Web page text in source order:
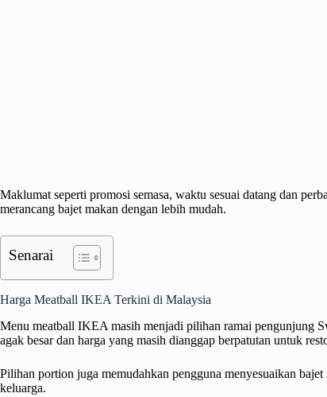
Maklumat seperti promosi semasa, waktu sesuai datang dan
merancang bajet makan dengan lebih mudah.
Senarai
Harga Meatball IKEA Terkini di Malaysia
Menu meatball IKEA masih menjadi pilihan ramai pengunjung
agak besar dan harga yang masih dianggap berpatutan untuk
Pilihan portion juga memudahkan pengguna menyesuaikan
keluarga.